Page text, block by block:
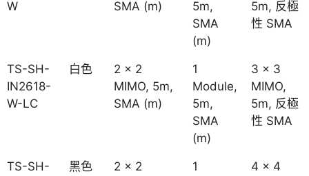
W SMA (m)
5m,
SMA
(m)
5m, 反極
性 SMA
TS-SH-
IN2618-
W-LC
白色
2 x 2
MIMO, 5m,
SMA (m)
1
Module,
5m,
SMA
(m)
3 x 3
MIMO,
5m, 反極
性 SMA
TS-SH-
黑色
2 x 2
1
4 x 4